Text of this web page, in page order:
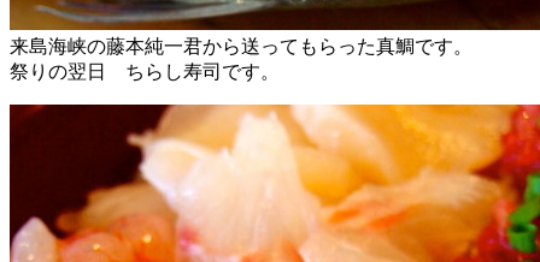
来島海峡の藤本純一君から送ってもらった真鯛です。
祭りの翌日 ちらし寿司です。